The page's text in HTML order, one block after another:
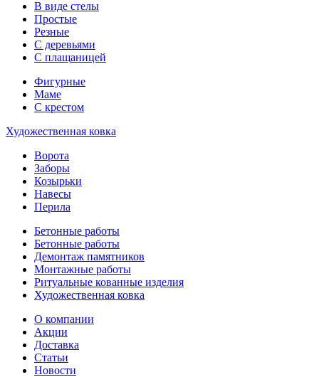
В виде стелы
Простые
Резные
С деревьями
С плащаницей
Фигурные
Маме
С крестом
Художественная ковка
Ворота
Заборы
Козырьки
Навесы
Перила
Бетонные работы
Бетонные работы
Демонтаж памятников
Монтажные работы
Ритуальные кованные изделия
Художественная ковка
О компании
Акции
Доставка
Статьи
Новости